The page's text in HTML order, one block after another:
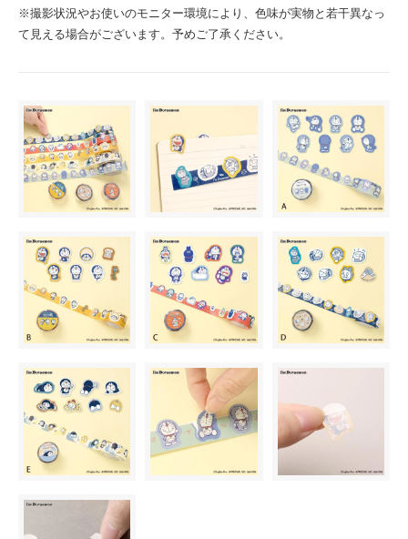
※撮影状況やお使いのモニター環境により、色味が実物と若干異なっ
て見える場合がございます。予めご了承ください。